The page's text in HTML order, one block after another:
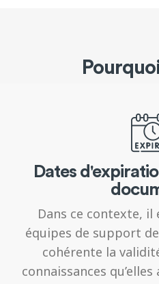
Dates
Dans ce contexte,
équipes de support
cohérente la
connaissances